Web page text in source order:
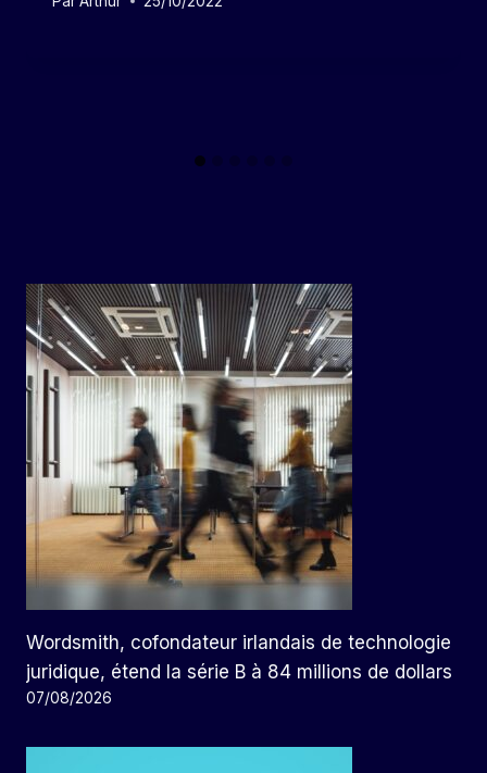
Wordsmith, cofondateur irlandais de technologie
juridique, étend la série B à 84 millions de dollars
07/08/2026